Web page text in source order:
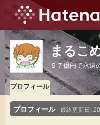
まるこ
５７億円で永遠
プロフィール
プロフィール 最終更新日: